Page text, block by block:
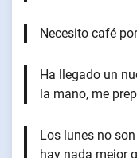
Necesito café
Ha llegado un
la mano, me
Los lunes no
hay nada mejor